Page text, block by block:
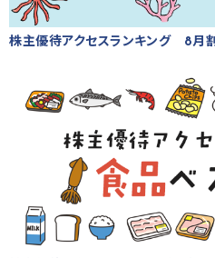
株主優待アクセスランキング 8月